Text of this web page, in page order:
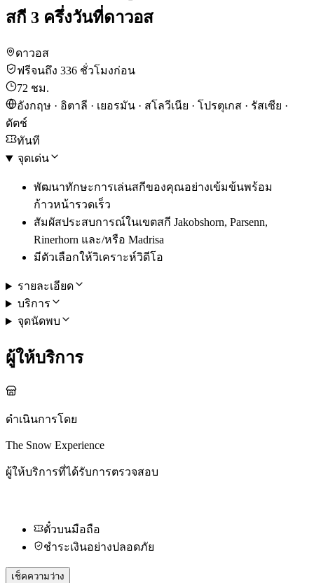
สกี 3 ครึ่งวันที่ดาวอส
ดาวอส
ฟรีจนถึง 336 ชั่วโมงก่อน
72 ชม.
อังกฤษ · อิตาลี · เยอรมัน · สโลวีเนีย · โปรตุเกส · รัสเซีย ·
ดัตช์
ทันที
จุดเด่น
พัฒนาทักษะการเล่นสกีของคุณอย่างเข้มข้นพร้อม
ก้าวหน้ารวดเร็ว
สัมผัสประสบการณ์ในเขตสกี Jakobshorn, Parsenn,
Rinerhorn และ/หรือ Madrisa
มีตัวเลือกให้วิเคราะห์วิดีโอ
รายละเอียด
บริการ
จุดนัดพบ
ผู้ให้บริการ
ดำเนินการโดย
The Snow Experience
ผู้ให้บริการที่ได้รับการตรวจสอบ
ตั๋วบนมือถือ
ชำระเงินอย่างปลอดภัย
เช็คความว่าง